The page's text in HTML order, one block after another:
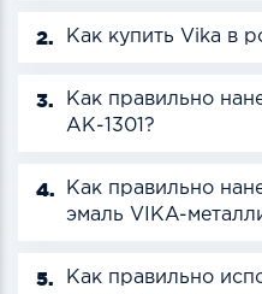
2. Как купить Vika в
3.
Как правильно
АК-1301?
4.
Как правильно
эмаль VIKA-
5.
Как правильно